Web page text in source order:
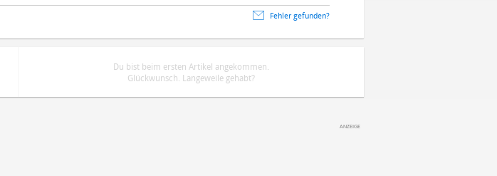
Fehler gefunden?
Du bist beim ersten Artikel angekommen.
Glückwunsch. Langeweile gehabt?